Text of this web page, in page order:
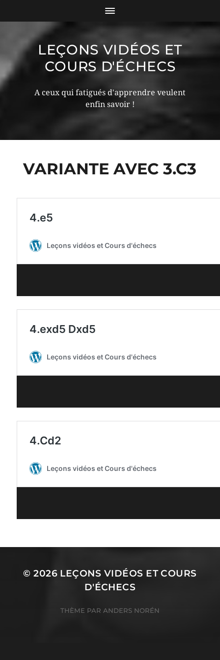
LEÇONS VIDÉOS ET
COURS D'ÉCHECS
A ceux qui fatigués d'apprendre veulent
enfin savoir !
VARIANTE AVEC 3.C3
© 2026 LEÇONS VIDÉOS ET COURS
D'ÉCHECS
THÈME PAR ANDERS NORÉN